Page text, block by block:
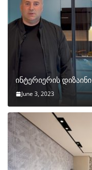
ინტერიერის დიზაინი
June 3, 2023